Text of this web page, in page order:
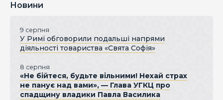
Новини
9 серпня
У Римі обговорили подальші напрями
діяльності товариства «Свята Софія»
8 серпня
«Не бійтеся, будьте вільними! Нехай страх
не панує над вами», — Глава УГКЦ про
спадщину владики Павла Василика